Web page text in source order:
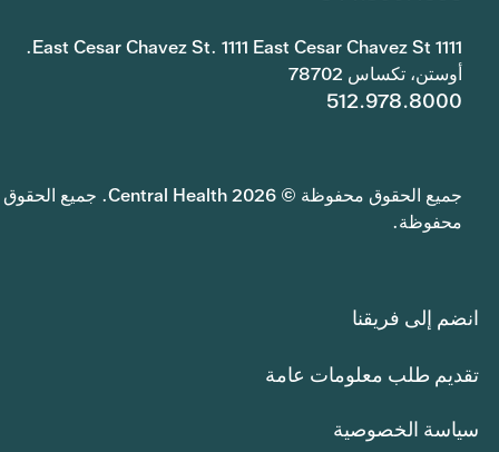
1111 East Cesar Chavez St. 1111 East Cesar Chavez St.
أوستن، تكساس 78702
512.978.8000
جميع الحقوق محفوظة © 2026 Central Health. جميع الحقوق
محفوظة.
انضم إلى فريقنا
تقديم طلب معلومات عامة
سياسة الخصوصية